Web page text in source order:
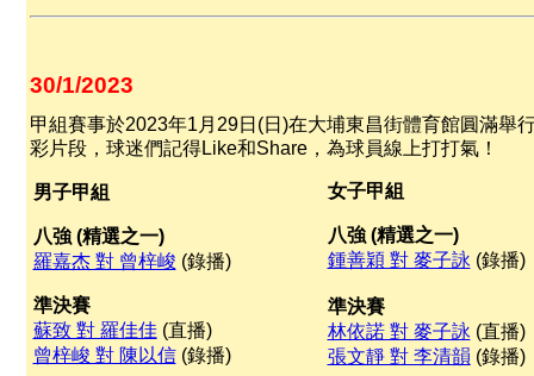
30/1/2023
甲組賽事於2023年1月29日(日)在大埔東昌街體育館圓滿舉
彩片段，球迷們記得Like和Share，為球員線上打打氣！
男子甲組
八強(精選之一)
羅嘉杰 對 曾梓峻 (錄播)
準決賽
蘇致 對 羅佳佳(直播)
曾梓峻 對 陳以信(錄播)
女子甲組
八強(精選之一)
鍾善穎 對 麥子詠(錄播)
準決賽
林依諾 對 麥子詠(直播)
張文靜 對 李清韻 (錄播)